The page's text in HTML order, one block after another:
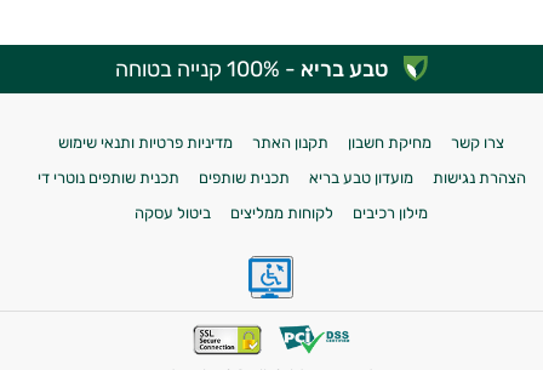
טבע בריא - 100% קנייה בטוחה
צרו קשר מחיקת חשבון תקנון האתר
מדיניות פרטיות ותנאי שימוש
הצהרת נגישות
מועדון טבע בריא תכנית שותפים
תכנית שותפים נוטרי די
מילון רכיבים
לקוחות ממליצים ביטול עסקה